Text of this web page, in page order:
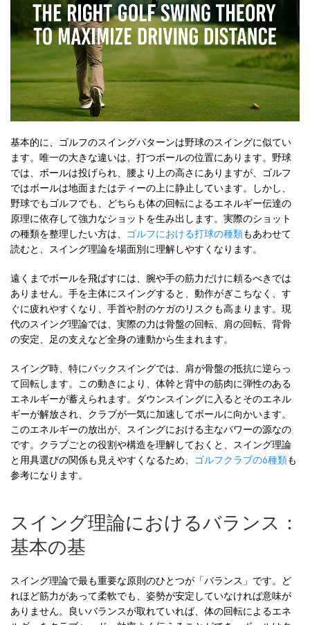
基本的に、ゴルフのスイングパターンは野球のスイングに似てい
ます。唯一の大きな違いは、打つボールの位置にあります。野球
では、ボールは投げられ、腰より上の高さにありますが、ゴルフ
ではボールは地面またはティーの上に静止しています。しかし、
野球でもゴルフでも、どちらも体の回転によるエネルギー伝達の
原理に依存して強力なショットを生み出します。実際のショット
の種類を整理したい方は、
ゴルフにおける打球の種類もあわせて
読むと、スイング理論を場面別に理解しやすくなります。
遠くまでボールを飛ばすには、腕や手の筋力だけに頼るべきでは
ありません。手を主体にスイングすると、動作がぎこちなく、す
ぐに疲れやすくなり、手首や肘のケガのリスクも高まります。現
代のスイング理論では、実際の力は骨盤の回転、肩の回転、背骨
の安定、足の支えなど全身の連動から生まれます。
スイング時、特にバックスイングでは、肩が骨盤の抵抗に逆らっ
て回転します。この動きにより、体幹と背中の筋肉に弾性のある
エネルギーが蓄えられます。ダウンスイングに入るとそのエネル
ギーが解放され、クラブが一気に加速してボールに向かいます。
このエネルギーの放出が、スイングにおける主なパワーの源なの
です。クラブごとの役割や構造を理解しておくと、スイング理論
と用具選びの関係も見えやすくなるため、
ゴルフクラブの6種類も
参考になります。
スイング理論におけるバランス：
基本の基
スイング理論で最も重要な原則のひとつが「バランス」です。ど
れほど筋力があって柔軟でも、姿勢が安定していなければ意味が
ありません。良いバランスが取れていれば、体の回転によるエネ